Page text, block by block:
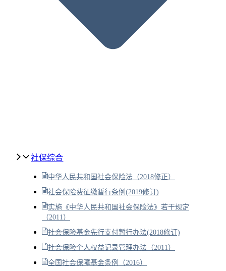
社保综合
中华人民共和国社会保险法（2018修正）
社会保险费征缴暂行条例(2019修订)
实施《中华人民共和国社会保险法》若干规定
（2011）
社会保险基金先行支付暂行办法(2018修订)
社会保险个人权益记录管理办法（2011）
全国社会保障基金条例（2016）